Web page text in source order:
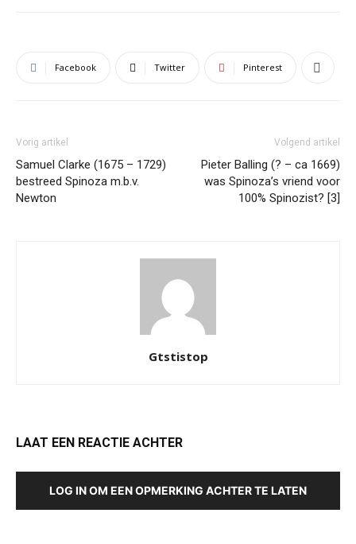
Facebook Twitter Pinterest
Vorig artikel
Samuel Clarke (1675 – 1729)
bestreed Spinoza m.b.v.
Newton
Volgend artikel
Pieter Balling (? – ca 1669)
was Spinoza’s vriend voor
100% Spinozist? [3]
Gtstistop
LAAT EEN REACTIE ACHTER
LOG IN OM EEN OPMERKING ACHTER TE LATEN